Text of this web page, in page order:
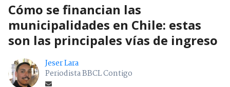
Cómo se financian las
municipalidades en Chile: estas
son las principales vías de ingreso
Jeser Lara
Periodista BBCL Contigo